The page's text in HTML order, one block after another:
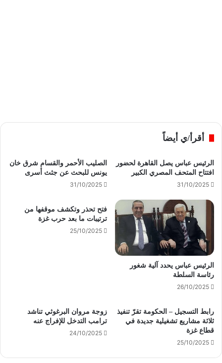
أقرأ/ي أيضاً
الرئيس عباس يصل القاهرة لحضور
افتتاح المتحف المصري الكبير
31/10/2025
الصليب الأحمر والقسام شرق خان
يونس للبحث عن جثث أسرى
31/10/2025
الرئيس عباس يحدد آلية شغور
رئاسة السلطة
26/10/2025
فتح تحذر وتكشف موقفها من
ترتيبات ما بعد حرب غزة
25/10/2025
رابط التسجيل – الحكومة تقرّ تنفيذ
ثلاثة مشاريع تشغيلية جديدة في
قطاع غزة
25/10/2025
زوجة مروان البرغوثي تناشد
ترامب التدخل للإفراج عنه
24/10/2025